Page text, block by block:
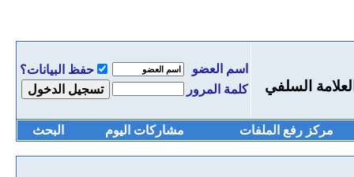
السلفي
اسم العضو
حفظ البيانات؟
كلمة المرور
مركز رفع الملفات مشاركات اليوم البحث